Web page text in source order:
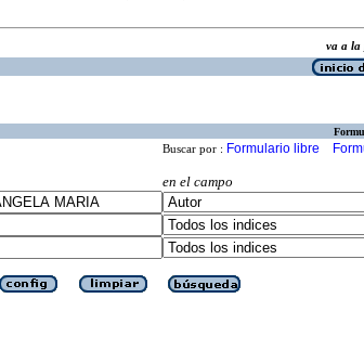
va a
Buscar por : Formulario libre
en el campo